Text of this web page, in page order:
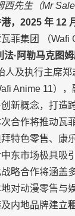
西先生（Mr
， 2025 年 12
菲集团 （Wafi
法·阿勒马克图
人及执行主席
Anime 11）
新概念，打造
合作将推动瓦
特色零售、康
东市场极具吸
战略合作将涵盖
对动漫零售与
内地品牌建立